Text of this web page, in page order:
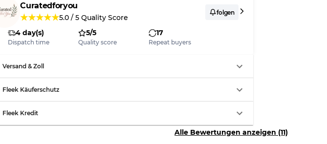
Note BLeicht gebraucht
Note CSichtbare Abnutzung mit Flecken
Note AB
Note BC
60% B, 40% C
30% A, 40% B, 30% C
Curatedforyou
★★★★★5.0 /5 Quality Score
folgen
4 day(s)
Dispatch time
5/5
Quality score
17
Repeat buyers
Versand & Zoll
Fleek Käuferschutz
Fleek Kredit
Alle Bewertungen anzeigen (11)